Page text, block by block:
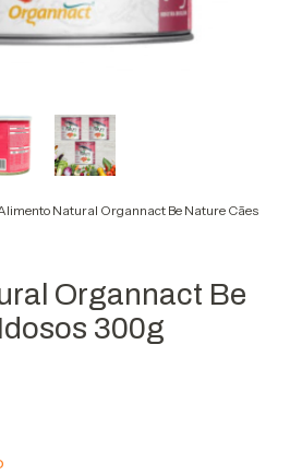
Natural Organnact Be Nature Cães
Organnact Be
300g